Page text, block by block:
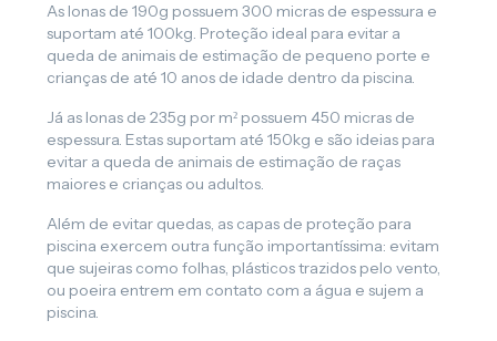
As lonas de 190g possuem 300 micras de espessura e
suportam até 100kg. Proteção ideal para evitar a
queda de animais de estimação de pequeno porte e
crianças de até 10 anos de idade dentro da piscina.
Já as lonas de 235g por m² possuem 450 micras de
espessura. Estas suportam até 150kg e são ideias para
evitar a queda de animais de estimação de raças
maiores e crianças ou adultos.
Além de evitar quedas, as capas de proteção para
piscina exercem outra função importantíssima: evitam
que sujeiras como folhas, plásticos trazidos pelo vento,
ou poeira entrem em contato com a água e sujem a
piscina.